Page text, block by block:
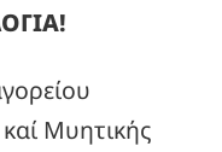
Μυητικής